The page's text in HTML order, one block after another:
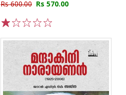
Rs 600.00 Rs 570.00